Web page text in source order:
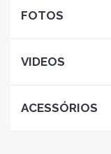
FOTOS
VIDEOS
ACESSÓRIOS